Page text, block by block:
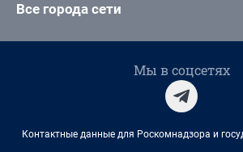
Все города сети
Мы в соцсетях
Контактные данные для Роскомнадзора и